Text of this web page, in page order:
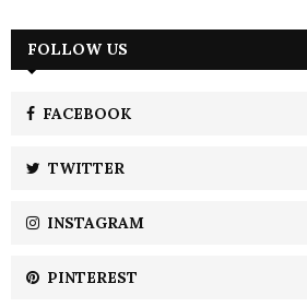
h
FOLLOW US
FACEBOOK
TWITTER
INSTAGRAM
PINTEREST